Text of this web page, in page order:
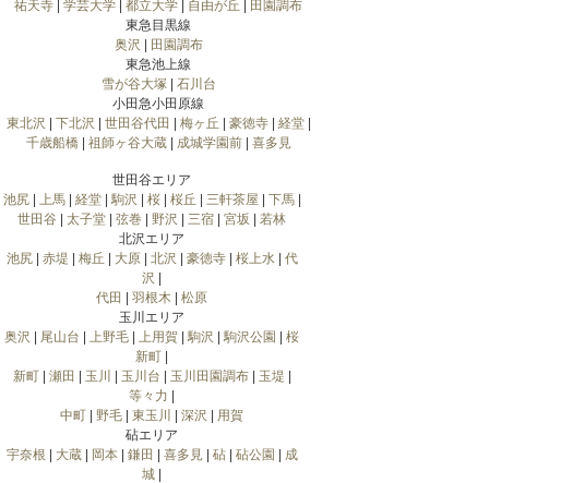
祐天寺
学芸大学 都立大学 自由が丘
田園調布
東急目黒線
奥沢
田園調布
東急池上線
雪が谷大塚| 石川台
小田急小田原線
東北沢
下北沢 世田谷代田 梅ヶ丘 豪徳寺| 経堂|
千歳船橋| 祖師ヶ谷大蔵| 成城学園前| 喜多見
世田谷エリア
池尻| 上馬| 経堂| 駒沢 桜| 桜丘 三軒茶屋 下馬|
世田谷
太子堂 弦巻 野沢 三宿 宮坂
若林
北沢エリア
池尻| 赤堤 梅丘 大原| 北沢 豪徳寺| 桜上水| 代
沢
代田
羽根木
松原
玉川エリア
奥沢
尾山台 上野毛 上用賀 駒沢 駒沢公園
桜
新町
新町| 瀬田 玉川 玉川台 玉川田園調布| 玉堤
等々力
中町
野毛 東玉川 深沢
用賀
砧エリア
宇奈根
大蔵| 岡本| 鎌田 喜多見| 砧| 砧公園
成
城